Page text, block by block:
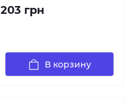
203 грн
В корзину